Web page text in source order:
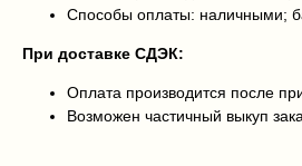
Способы оплаты: наличными;
При доставке СДЭК:
Оплата производится после
Возможен частичный выкуп